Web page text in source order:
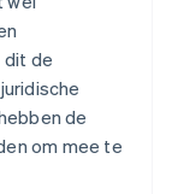
de
de
om mee te